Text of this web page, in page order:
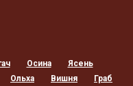
Осина
Ясень
Ольха Вишня
Граб